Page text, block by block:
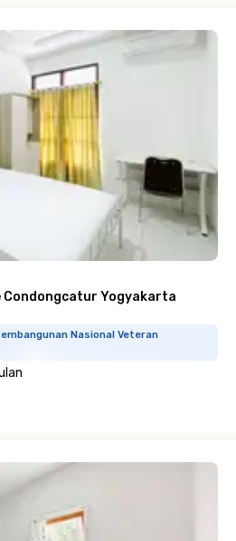
Condongcatur Yogyakarta
Nasional Veteran